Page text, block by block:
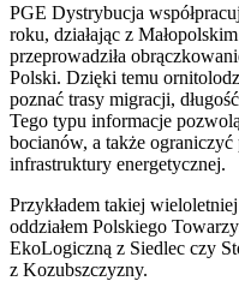
PGE Dystrybucja
roku, działając z
przeprowadziła
Polski. Dzięki temu
poznać trasy migracji,
Tego typu informacje
bocianów, a także
infrastruktury energetycznej.
Przykładem takiej
oddziałem Polskiego
EkoLogiczną z Siedlec czy
z Kozubszczyzny.